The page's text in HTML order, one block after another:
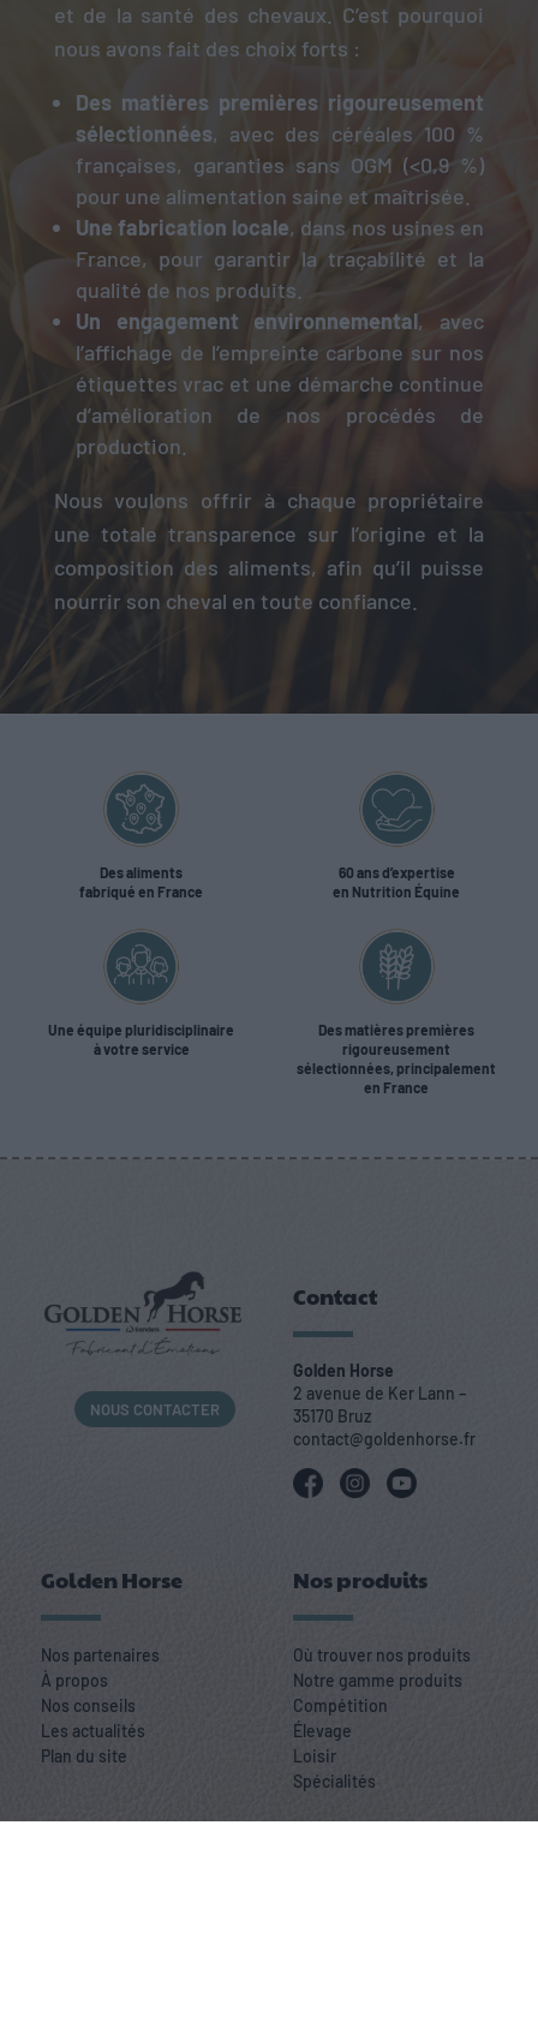
et de la santé des chevaux. C’est pourquoi
nous avons fait des choix forts :
Des matières premières rigoureusement
sélectionnées, avec des céréales 100 %
françaises, garanties sans OGM (<0,9 %)
pour une alimentation saine et maîtrisée.
Une fabrication locale, dans nos usines en
France, pour garantir la traçabilité et la
qualité de nos produits.
Un engagement environnemental, avec
l’affichage de l’empreinte carbone sur nos
étiquettes vrac et une démarche continue
d’amélioration de nos procédés de
production.
Nous voulons offrir à chaque propriétaire
une totale transparence sur l’origine et la
composition des aliments, afin qu’il puisse
nourrir son cheval en toute confiance.
Des aliments
fabriqué en France
60 ans d’expertise
en Nutrition Équine
Une équipe pluridisciplinaire
à votre service
Des matières premières
rigoureusement
sélectionnées, principalement
en France
NOUS CONTACTER
Contact
Golden Horse
2 avenue de Ker Lann –
35170 Bruz
contact@goldenhorse.fr
Golden Horse
Nos partenaires
À propos
Nos conseils
Les actualités
Plan du site
Nos produits
Où trouver nos produits
Notre gamme produits
Compétition
Élevage
Loisir
Spécialités